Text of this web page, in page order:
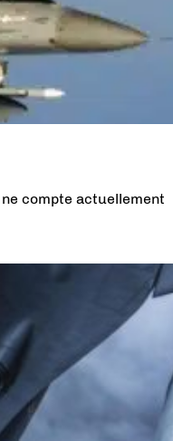
compte actuellement